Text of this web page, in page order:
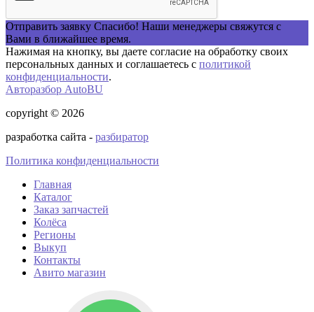
Отправить заявку Спасибо! Наши менеджеры свяжутся с
Вами в ближайшее время.
Нажимая на кнопку, вы даете согласие на обработку своих
персональных данных и соглашаетесь с политикой
конфиденциальности.
Авторазбор AutoBU
copyright © 2026
разработка сайта - разбиратор
Политика конфиденциальности
Главная
Каталог
Заказ запчастей
Колёса
Регионы
Выкуп
Контакты
Авито магазин